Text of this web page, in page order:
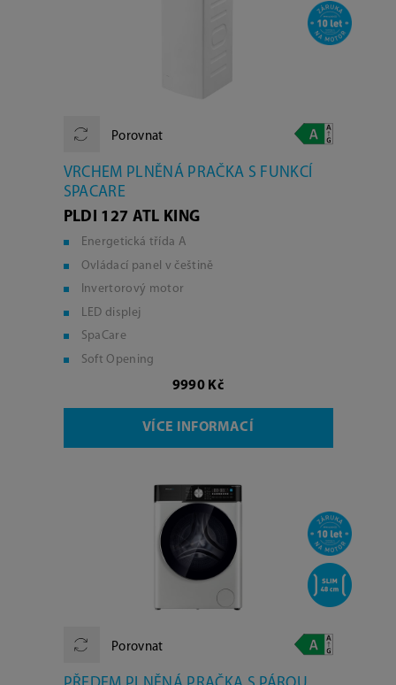
Porovnat
VRCHEM PLNĚNÁ PRAČKA S FUNKCÍ
SPACARE
PLDI 127 ATL KING
Energetická třída A
Ovládací panel v češtině
Invertorový motor
LED displej
SpaCare
Soft Opening
9990 Kč
VÍCE INFORMACÍ
Porovnat